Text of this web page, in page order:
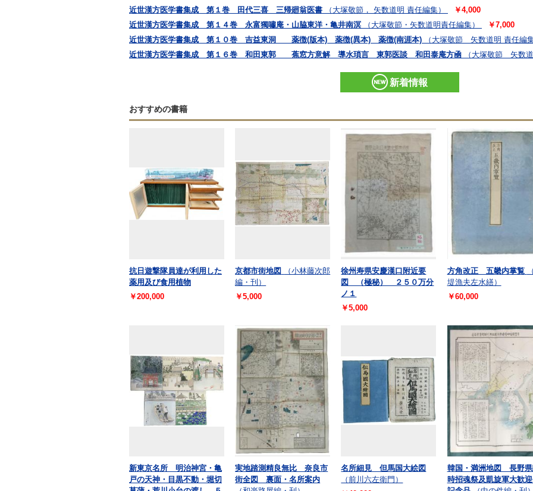
近世漢方医学書集成 第１巻 田代三喜 三帰廻翁医書
（大塚敬節， 矢数道明 責任編集）
￥4,000
近世漢方医学書集成 第１４巻 永富獨嘯庵・山脇東洋・亀井南溟
（大塚敬節・矢数道明責任編集）
￥7,000
近世漢方医学書集成 第１０巻 吉益東洞 薬徴(版本) 薬徴(異本) 薬徴(南涯本)
（大塚敬節 矢数道明 責任編集
近世漢方医学書集成 第１６巻 和田東郭 蕉窓方意解 導水瑣言 東郭医談 和田泰庵方凾
（大塚敬節 矢数
新着情報
おすすめの書籍
抗日遊撃隊員達が利用した
薬用及び食用植物
￥200,000
京都市街地図
（小林藤次郎
編・刊）
￥5,000
徐州寿県安慶漢口附近要
図 （極秘） ２５０万分
ノ１
￥5,000
方角改正 五畿内掌覧
堤漁夫左水繕）
￥60,000
新東京名所 明治神宮・亀
戸の天神・目黒不動・堀切
実地踏測精良無比 奈良市
街全図 裏面・名所案内
名所細見 但馬国大絵図
（前川六左衛門）
韓国・満洲地図 長野
時招魂祭及凱旋軍大歓